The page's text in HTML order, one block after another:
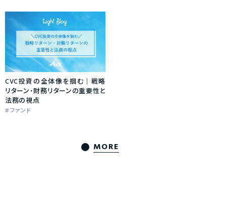
CVC投資の全体像を掴む｜戦略
リターン・財務リターンの重要性と
法務の視点
ファンド
MORE